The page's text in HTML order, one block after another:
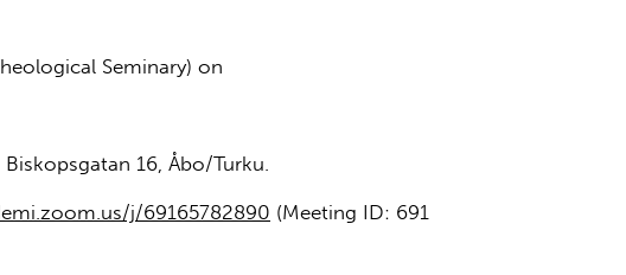
Seminary) on
16, Åbo/Turku.
j/69165782890 (Meeting ID: 691